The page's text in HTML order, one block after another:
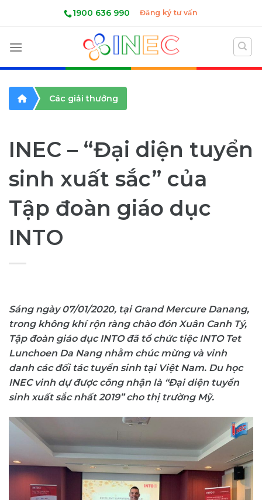
1900 636 990 Đăng ký tư vấn
Các giải thưởng
INEC – “Đại diện tuyển
sinh xuất sắc” của
Tập đoàn giáo dục
INTO
Sáng ngày 07/01/2020, tại Grand Mercure Danang,
trong không khí rộn ràng chào đón Xuân Canh Tý,
Tập đoàn giáo dục INTO đã tổ chức tiệc INTO Tet
Lunchoen Da Nang nhằm chúc mừng và vinh
danh các đối tác tuyển sinh tại Việt Nam. Du học
INEC vinh dự được công nhận là “Đại diện tuyển
sinh xuất sắc nhất 2019” cho thị trường Mỹ.